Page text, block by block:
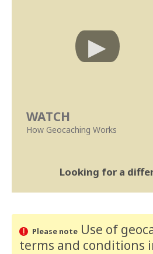
WATCH
How Geocaching Works
Looking for a
Please noteUse of
terms and conditions